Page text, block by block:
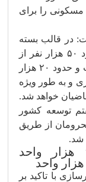
مسکونی را برای
در قالب بسته
حمایت از محرومان، در سال ۱۴۰۴، حدود ۵۰ هزار نفر از
متقاضیان مورد حمایت قرار خواهند گرفت و حدود ۲۰ هزار
و به طور ویژه
خواهد شد.
هفتم توسعه کشور
محرومان از طریق
شد.
تامین زمین برای ساخت ۹۴ هزار واحد
با تاکید بر